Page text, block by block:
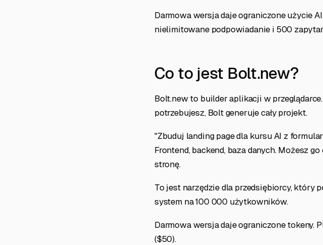
Darmowa wersja daje ograniczone użycie
nielimitowane podpowiadanie i 500
Co to jest Bolt.new?
Bolt.new to builder aplikacji w
potrzebujesz, Bolt generuje cały projekt.
"Zbuduj landing page dla kursu AI z
Frontend, backend, baza danych. Możesz
stronę.
To jest narzędzie dla przedsiębiorcy, który
system na 100 000 użytkowników.
Darmowa wersja daje ograniczone tokeny.
($50).